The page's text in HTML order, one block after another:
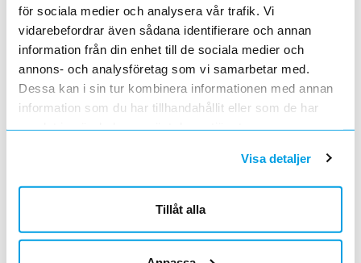
för sociala medier och analysera vår trafik. Vi
vidarebefordrar även sådana identifierare och annan
information från din enhet till de sociala medier och
annons- och analysföretag som vi samarbetar med.
Dessa kan i sin tur kombinera informationen med annan
information som du har tillhandahållit eller som de har
samlat in när du har använt deras tjänster.
Visa detaljer
Tillåt alla
Klämmor ALUS Klämmor lina Klämmor AMS
Klämmor slits,
Klämmor skena